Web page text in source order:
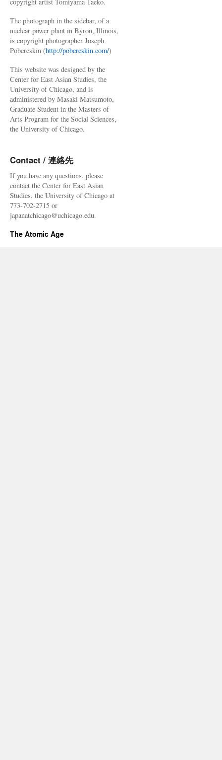
The photograph in the sidebar, of a
nuclear power plant in Byron, Illinois,
is copyright photographer Joseph
Pobereskin (http://pobereskin.com/)
This website was designed by the
Center for East Asian Studies, the
University of Chicago, and is
administered by Masaki Matsumoto,
Graduate Student in the Masters of
Arts Program for the Social Sciences,
the University of Chicago.
Contact / 連絡先
If you have any questions, please
contact the Center for East Asian
Studies, the University of Chicago at
773-702-2715 or
japanatchicago@uchicago.edu.
The Atomic Age